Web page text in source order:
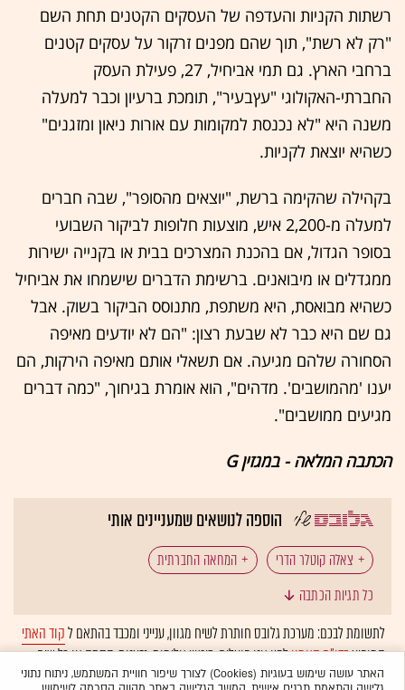
רשתות הקניות והעדפה של העסקים הקטנים תחת השם
"רק לא רשת", תוך שהם מפנים זרקור על עסקים קטנים
ברחבי הארץ. גם תמי אביחיל, 27, פעילת העסק
החברתי-האקולוגי "עץבעיר", תומכת ברעיון וכבר למעלה
משנה היא "לא נכנסת למקומות עם אורות ניאון ומזגנים"
כשהיא יוצאת לקניות.
בקהילה שהקימה ברשת, "יוצאים מהסופר", שבה חברים
למעלה מ-2,200 איש, מוצעות חלופות לביקור השבועי
בסופר הגדול, אם בהכנת המצרכים בבית או בקנייה ישירות
ממגדלים או מיבואנים. ברשימת הדברים שישמחו את אביחיל
כשהיא מבואסת, היא משתפת, מתנוסס הביקור בשוק. אבל
גם שם היא כבר לא שבעת רצון: "הם לא יודעים מאיפה
הסחורה שלהם מגיעה. אם תשאלי אותם מאיפה הירקות, הם
יענו 'מהמושבים'. מדהים", הוא אומרת בגיחוך, "כמה דברים
מגיעים ממושבים".
הכתבה המלאה - במגזין G
הוספה לנושאים שמעניינים אותי
צאלה קוטלר הדרי
המחאה החברתית
כל תגיות הכתבה
לתשומת לבכם: מערכת גלובס חותרת לשיח מגוון, ענייני ומכבד בהתאם לקוד האתי
המופיעבדו"ח האמוןלפיו אנו פועלים. ביטויי אלימות, גזענות, הסתה או כל שיח
בלתי הולם אחר מסוננים בצורהאוטומטיתולא יפורסמו באתר.
האתר עושה שימוש בעוגיות (Cookies) לצורך שיפור חוויית המשתמש, ניתוח נתוני